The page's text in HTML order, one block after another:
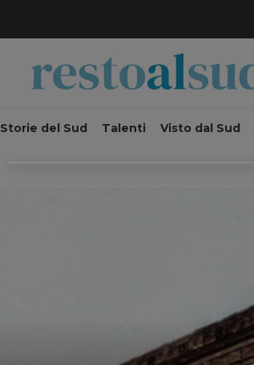
Storie del Sud Talenti Visto dal Sud